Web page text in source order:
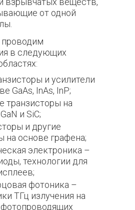
от одной
в следующих
и усилители
GaAs, InAs, InP;
транзисторы на
и SiC;
и другие
на основе графена;
электроника –
технологии для
фотоника –
ТГц излучения на